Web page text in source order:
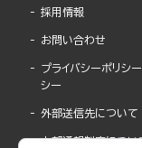
採用情報
お問い合わせ
プライバシーポリシー
シー
外部送信先について
内部通報制度につい